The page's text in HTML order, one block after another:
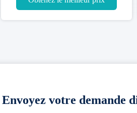
Envoyez votre demande